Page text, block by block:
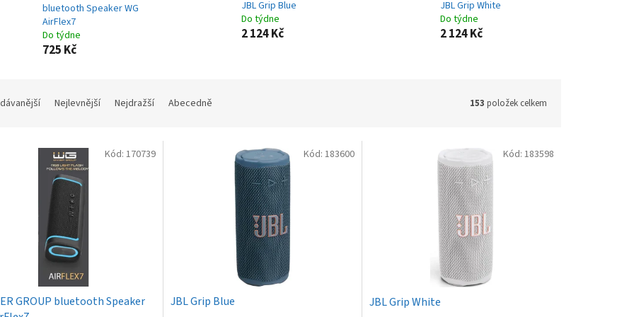
bluetooth Speaker WG
AirFlex7
Do týdne
725 Kč
JBL Grip Blue
Do týdne
2 124 Kč
JBL Grip White
Do týdne
2 124 Kč
Nejlevnější Nejdražší Abecedně 153 položek celkem
GROUP bluetooth Speaker
Kód: 170739
JBL Grip Blue
Kód: 183600
JBL Grip White
Kód: 183598